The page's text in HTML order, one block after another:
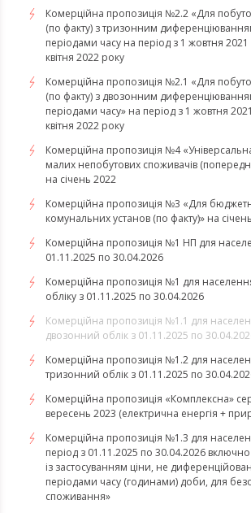
Комерційна пропозиція №2.2 «Для
(по факту) з тризонним
періодами часу на період з 1 жовтня
квітня 2022 року
Комерційна пропозиція №2.1 «Для
(по факту) з двозонним
періодами часу» на період з 1 жовтня
квітня 2022 року
Комерційна пропозиція №4
малих непобутових споживачів
на січень 2022
Комерційна пропозиція №3 «Для
комунальних установ (по факту)» на
Комерційна пропозиція №1 НП для
01.11.2025 по 30.04.2026
Комерційна пропозиція №1 для
обліку з 01.11.2025 по 30.04.2026
Комерційна пропозиція №1.1 для
двозонний облік з 01.11.2025 по
Комерційна пропозиція №1.2 для
тризонний облік з 01.11.2025 по
​​​​​​​Комерційна пропозиція «Комплексна»
вересень 2023 (електрична енергія +
Комерційна пропозиція №1.3 для
період з 01.11.2025 по 30.04.2026
із застосуванням ціни, не
періодами часу (годинами) доби, для
споживання»